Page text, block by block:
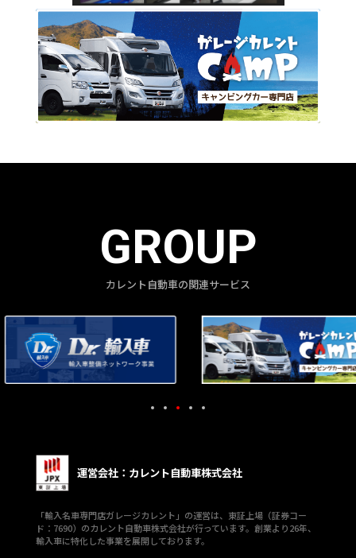
GROUP
カレント自動車の関連サービス
運営会社：カレント自動車株式会社
「輸入名車専門店ガレージカレント」の運営は、東証上場（証券コー
ド：7690）のカレント自動車株式会社が行っています。創業より26年、
輸入車に特化した事業を展開しております。